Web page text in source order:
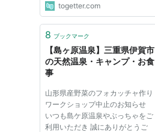
togetter.com
8 ブックマーク
【島ヶ原温泉】三重県伊賀市
の天然温泉・キャンプ・お食
事
山形県産野菜のフォカッチャ作り
ワークショップ中止のお知らせ
いつも島ケ原温泉やぶっちゃをご
利用いただき 誠にありがとうご